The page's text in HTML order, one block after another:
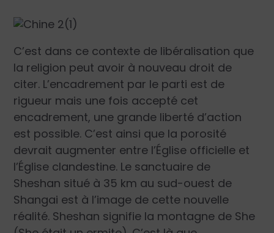
C’est dans ce contexte de libéralisation que
la religion peut avoir à nouveau droit de
citer. L’encadrement par le parti est de
rigueur mais une fois accepté cet
encadrement, une grande liberté d’action
est possible. C’est ainsi que la porosité
devrait augmenter entre l’Église officielle et
l’Église clandestine. Le sanctuaire de
Sheshan situé à 35 km au sud-ouest de
Shangai est à l’image de cette nouvelle
réalité. Sheshan signifie la montagne de She